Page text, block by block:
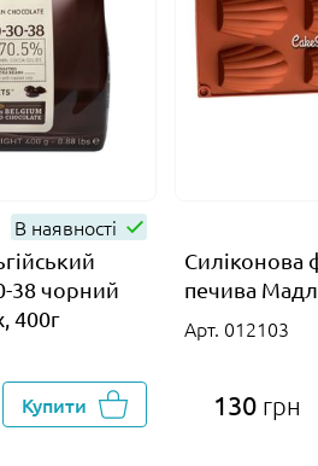
В наявності
38 чорний
400г
Купити
Силіконова
печива
Арт. 012103
130 грн